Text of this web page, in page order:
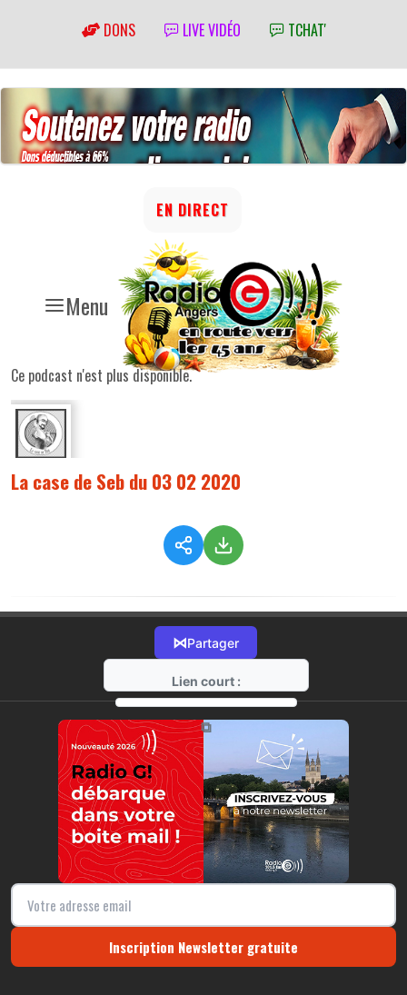
DONS LIVE VIDÉO TCHAT'
Menu
EN DIRECT
Ce podcast n'est plus disponible.
La case de Seb du 03 02 2020
⋈Partager
Lien court :
https://radio-g.fr?1402
⧉
Inscription Newsletter gratuite